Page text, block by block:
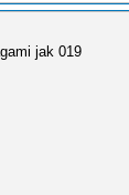
jak 019